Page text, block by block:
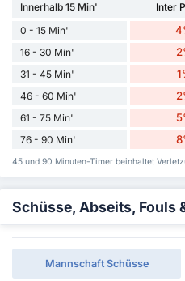
Innerhalb 15 Min' Inter
0 - 15 Min'
16 - 30 Min'
31 - 45 Min'
46 - 60 Min'
61 - 75 Min'
76 - 90 Min'
45 und 90 Minuten-Timer beinhaltet
Schüsse, Abseits, Fouls
Mannschaft Schüsse